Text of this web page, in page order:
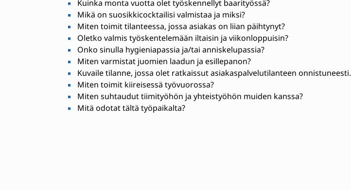
Kuinka monta vuotta olet työskennellyt baarityössä?
Mikä on suosikkicocktailisi valmistaa ja miksi?
Miten toimit tilanteessa, jossa asiakas on liian päihtynyt?
Oletko valmis työskentelemään iltaisin ja viikonloppuisin?
Onko sinulla hygieniapassia ja/tai anniskelupassia?
Miten varmistat juomien laadun ja esillepanon?
Kuvaile tilanne, jossa olet ratkaissut asiakaspalvelutilanteen onnistuneesti.
Miten toimit kiireisessä työvuorossa?
Miten suhtaudut tiimityöhön ja yhteistyöhön muiden kanssa?
Mitä odotat tältä työpaikalta?